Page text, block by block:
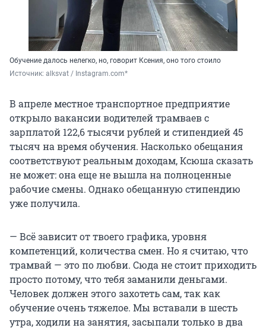
Обучение далось нелегко, но, говорит Ксения, оно того стоило
Источник: alksvat / Instagram.com*
В апреле местное транспортное предприятие
открыло вакансии водителей трамваев с
зарплатой 122,6 тысячи рублей и стипендией 45
тысяч на время обучения. Насколько обещания
соответствуют реальным доходам, Ксюша сказать
не может: она еще не вышла на полноценные
рабочие смены. Однако обещанную стипендию
уже получила.
— Всё зависит от твоего графика, уровня
компетенций, количества смен. Но я считаю, что
трамвай — это по любви. Сюда не стоит приходить
просто потому, что тебя заманили деньгами.
Человек должен этого захотеть сам, так как
обучение очень тяжелое. Мы вставали в шесть
утра, ходили на занятия, засыпали только в два